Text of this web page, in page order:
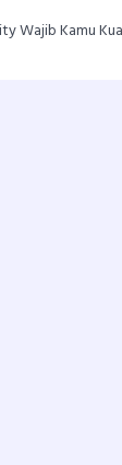
Wajib Kamu